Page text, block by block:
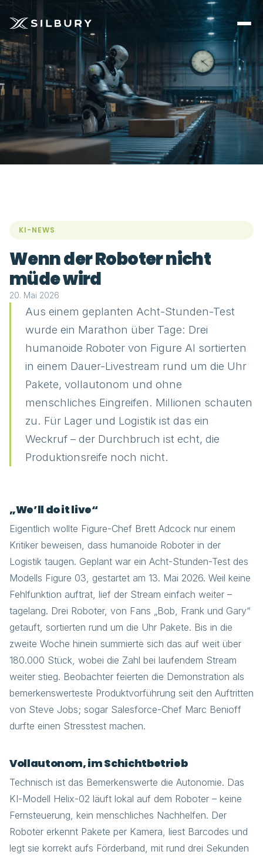
KI-NEWS
Wenn der Roboter nicht
müde wird
20. Mai 2026
Aus einem geplanten Acht-Stunden-Test
wurde ein Marathon über Tage: Drei
humanoide Roboter von Figure AI sortierten
in einem Dauer-Livestream rund um die Uhr
Pakete, vollautonom und ohne
menschliches Eingreifen. Millionen schauten
zu. Für Lager und Logistik ist das ein
Weckruf – der Durchbruch ist echt, die
Produktionsreife noch nicht.
„We’ll do it live“
Eigentlich wollte Figure-Chef Brett Adcock nur einem
Kritiker beweisen, dass humanoide Roboter in der
Logistik taugen. Geplant war ein Acht-Stunden-Test des
Modells Figure 03, gestartet am 13. Mai 2026. Weil keine
Fehlfunktion auftrat, lief der Stream einfach weiter –
tagelang. Drei Roboter, von Fans „Bob, Frank und Gary“
getauft, sortierten rund um die Uhr Pakete. Bis in die
zweite Woche hinein summierte sich das auf weit über
180.000 Stück, wobei die Zahl bei laufendem Stream
weiter stieg. Beobachter feierten die Demonstration als
bemerkenswerteste Produktvorführung seit den Auftritten
von Steve Jobs; sogar Salesforce-Chef Marc Benioff
durfte einen Stresstest machen.
Vollautonom, im Schichtbetrieb
Technisch ist das Bemerkenswerte die Autonomie. Das
KI-Modell Helix-02 läuft lokal auf dem Roboter – keine
Fernsteuerung, kein menschliches Nachhelfen. Der
Roboter erkennt Pakete per Kamera, liest Barcodes und
legt sie korrekt aufs Förderband, mit rund drei Sekunden